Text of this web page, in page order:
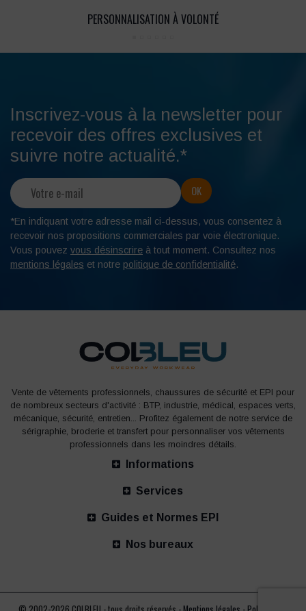
PERSONNALISATION À VOLONTÉ
Inscrivez-vous à la newsletter pour
recevoir des offres exclusives et
suivre notre actualité.*
*En indiquant votre adresse mail ci-dessus, vous consentez à
recevoir nos propositions commerciales par voie électronique.
Vous pouvez vous désinscrire à tout moment. Consultez nos
mentions légales et notre politique de confidentialité.
Vente de vêtements professionnels, chaussures de sécurité et EPI pour
de nombreux secteurs d'activité : BTP, industrie, médical, espaces verts,
mécanique, sécurité, entretien... Profitez également de notre service de
sérigraphie, broderie et transfert pour personnaliser vos vêtements
professionnels dans les moindres détails.
Informations
Services
Guides et Normes EPI
Nos bureaux